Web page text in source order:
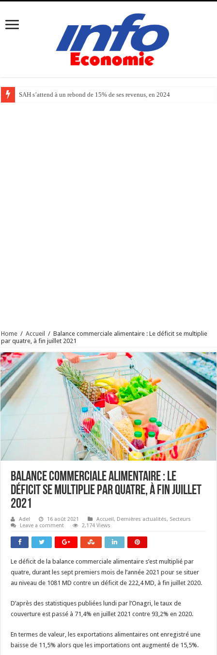
SAH s’attend à un rebond de 15% de ses revenus, en 2024
Home / Accueil / Balance commerciale alimentaire : Le déficit se multiplie
par quatre, à fin juillet 2021
Balance commerciale alimentaire : Le
déficit se multiplie par quatre, à fin juillet
2021
Adel 16 août 2021 Accueil, Dernières actualités, Secteurs
Leave a comment
2,174 Views
Le déficit de la balance commerciale alimentaire s’est multiplié par
quatre, durant les sept premiers mois de l’année 2021 pour se situer
au niveau de 1081 MD contre un déficit de 222,4 MD, à fin juillet 2020.
D’après des statistiques publiées lundi par l’Onagri, le taux de
couverture est passé à 71,4% en juillet 2021 contre 93,2% en 2020.
En termes de valeur, les exportations alimentaires ont enregistré une
baisse de 11,5% alors que les importations ont augmenté de 15,5%.